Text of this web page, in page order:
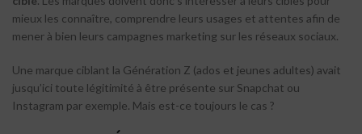
mieux les connaître, comprendre leurs usages et attentes afin de
mener à bien leurs campagnes marketing sur les réseaux sociaux.
Une marque ciblant la Génération Z (ados et jeunes adultes) avait
jusqu’ici toute légitimité à être présente sur Snapchat ou
Instagram par exemple. Mais est-ce toujours le cas ?